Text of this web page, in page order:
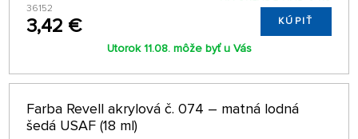
36152
3,42 € KÚPIŤ
Utorok 11.08. môže byť u Vás
Farba Revell akrylová č. 074 – matná lodná
šedá USAF (18 ml)